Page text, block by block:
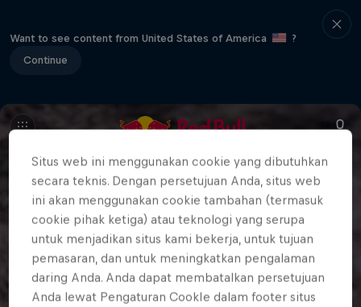
Want to see content from United States of America
?
Continue
Situs web ini menggunakan cookie yang dibutuhkan
secara teknis. Dengan persetujuan Anda, situs web
ini akan menggunakan cookie tambahan (termasuk
cookie pihak ketiga) atau teknologi yang serupa
untuk menjadikan situs kami bekerja, untuk tujuan
pemasaran, dan untuk meningkatkan pengalaman
daring Anda. Anda dapat membatalkan persetujuan
Anda lewat Pengaturan CookIe dalam footer situs